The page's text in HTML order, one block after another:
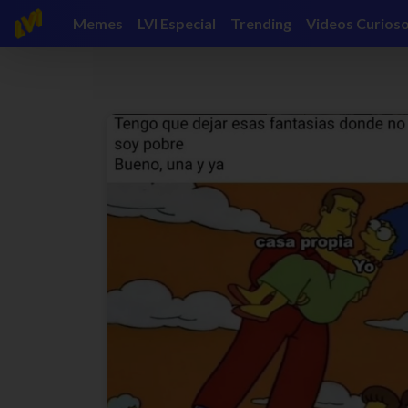
Memes LVI Especial Trending Videos